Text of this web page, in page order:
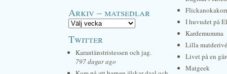
Arkiv – matsedlar
Twitter
Karantänstristessen och jag.
797 dagar ago
I huvudet på
Kardemumma
Lilla
Livet på en
Matgeek